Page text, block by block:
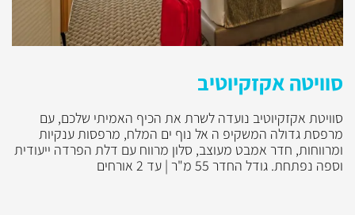
סוויטה אקזקיוטיב
סוויטת אקזקיוטיב נועדה לשרת את הכיף האמיתי שלכם, עם
מרפסת גדולה המשקיפ ה אל נוף ים המלח, מרפסות ענקיות
ומרווחות, חדר אמבט מעוצב, סלון מרווח עם דלת הפרדה ייעודית
וספה נפתחת. גודל החדר 55 מ"ר | עד 2 אורחים